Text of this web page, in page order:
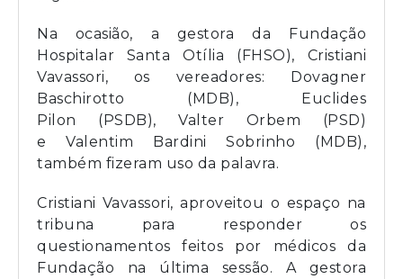
Na ocasião, a gestora da Fundação
Hospitalar Santa Otília (FHSO), Cristiani
Vavassori, os vereadores: Dovagner
Baschirotto (MDB), Euclides
Pilon (PSDB), Valter Orbem (PSD)
e Valentim Bardini Sobrinho (MDB),
também fizeram uso da palavra.
Cristiani Vavassori, aproveitou o espaço na
tribuna para responder os
questionamentos feitos por médicos da
Fundação na última sessão. A gestora